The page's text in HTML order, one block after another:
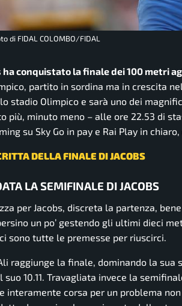
di FIDAL COLOMBO/FIDAL
conquistato la finale dei 100 metri
partito in sordina ma in crescita
stadio Olimpico e sarà uno dei
più, minuto meno – alle ore 22.53 di
su Sky Go in pay e Rai Play in
DELLA FINALE DI JACOBS
LA SEMIFINALE DI JACOBS
per Jacobs, discreta la partenza,
un po’ gestendo gli ultimi dieci
sono tutte le premesse per riuscirci.
raggiunge la finale, dominando la
suo 10.11. Travagliata invece la
interamente corsa per un problema